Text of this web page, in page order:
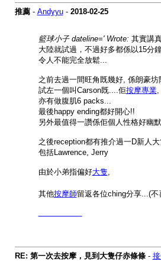
推薦- Andyyu- 2018-02-25
籃球小子 dateline=' Wrote: 其實講
大陸就試過，不過好多都係以15分
令人不能完全放鬆...
之前去過一間旺角既幾好, 係朗豪坊
試左一個叫Carson既....佢按摩專業,
亦有做腹肌6 packs...
最後happy ending都好開心!!
另外最值得一讚係佢個人性格好幽
之後reception都有推介過一D新人
包括Lawrence, Jerry
由於小弟指偏好大隻,
其他按摩師留返各位ching分享...(不
RE: 第一次去按摩，見到大隻仔赤條條-